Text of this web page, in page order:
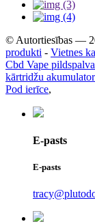
© Autortiesības —
produkti - Vietnes
Cbd Vape
kārtridžu
Pod ierīce,
E-pasts
E-pasts